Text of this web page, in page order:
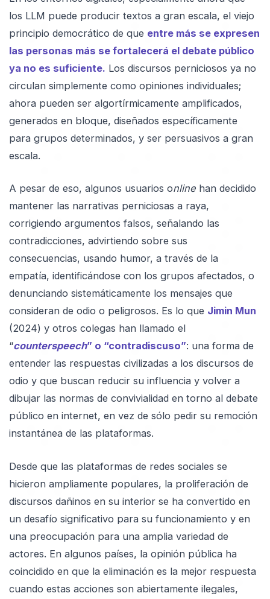
los LLM puede producir textos a gran escala, el viejo
principio democrático de que entre más se expresen
las personas más se fortalecerá el debate público
ya no es suficiente. Los discursos perniciosos ya no
circulan simplemente como opiniones individuales;
ahora pueden ser algortírmicamente amplificados,
generados en bloque, diseñados específicamente
para grupos determinados, y ser persuasivos a gran
escala.
A pesar de eso, algunos usuarios onlinehan decidido
mantener las narrativas perniciosas a raya,
corrigiendo argumentos falsos, señalando las
contradicciones, advirtiendo sobre sus
consecuencias, usando humor, a través de la
empatía, identificándose con los grupos afectados, o
denunciando sistemáticamente los mensajes que
consideran de odio o peligrosos. Es lo que Jimin Mun
(2024) y otros colegas han llamado el
“counterspeech” o “contradiscuso”: una forma de
entender las respuestas civilizadas a los discursos de
odio y que buscan reducir su influencia y volver a
dibujar las normas de convivialidad en torno al debate
público en internet, en vez de sólo pedir su remoción
instantánea de las plataformas.
Desde que las plataformas de redes sociales se
hicieron ampliamente populares, la proliferación de
discursos dañinos en su interior se ha convertido en
un desafío significativo para su funcionamiento y en
una preocupación para una amplia variedad de
actores. En algunos países, la opinión pública ha
coincidido en que la eliminación es la mejor respuesta
cuando estas acciones son abiertamente ilegales,